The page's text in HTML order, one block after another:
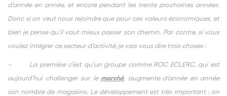
d’année en année, et encore pendant les trente prochaines années.
Donc si on veut nous rejoindre que pour ces valeurs économiques, et
bien je pense qu’il vaut mieux passer son chemin. Par contre, si vous
voulez intégrer ce secteur d’activité, je vais vous dire trois choses :
– La première c’est qu’un groupe comme ROC ECLERC, qui est
aujourd’hui challenger sur le marché, augmente d’année en année
son nombre de magasins. Le développement est très important : on